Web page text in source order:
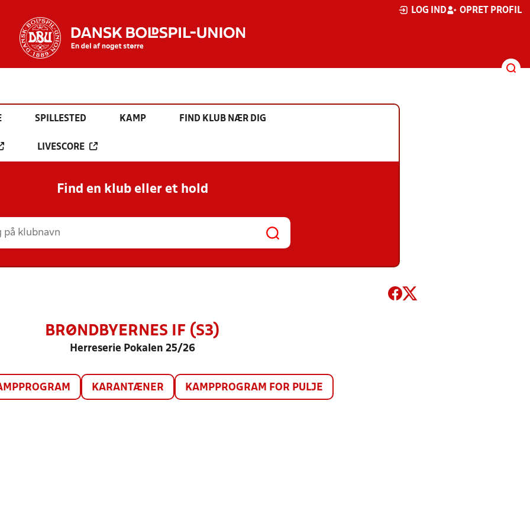
LOG IND OPRET PROFIL
SPILLESTED KAMP FIND KLUB NÆR DIG
LIVESCORE
Find en klub eller et hold
BRØNDBYERNES IF (S3)
Herreserie Pokalen 25/26
KARANTÆNER KAMPPROGRAM FOR PULJE